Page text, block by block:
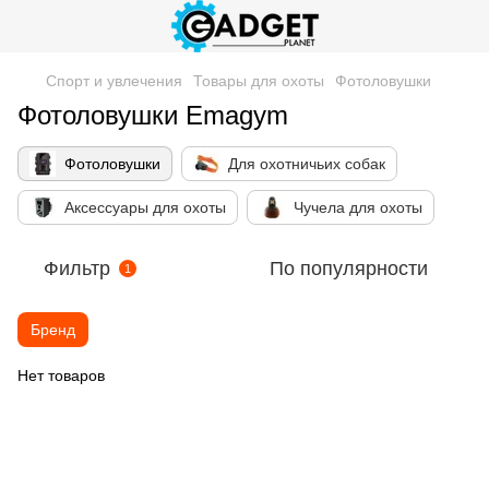
Спорт и увлечения Товары для охоты Фотоловушки
Фотоловушки Emagym
Фотоловушки Для охотничьих собак
Аксессуары для охоты Чучела для охоты
Фильтр 1 По популярности
Бренд
Нет товаров